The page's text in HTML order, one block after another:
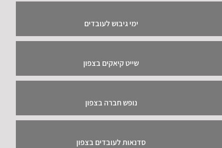
ימי גיבוש לעובדים
שייט קיאקים בצפון
נופש חברה בצפון
סדנאות לעובדים בצפון